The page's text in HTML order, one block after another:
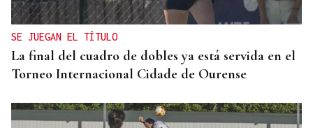
SE JUEGAN EL TÍTULO
La final del cuadro de dobles ya está servida en el
Torneo Internacional Cidade de Ourense